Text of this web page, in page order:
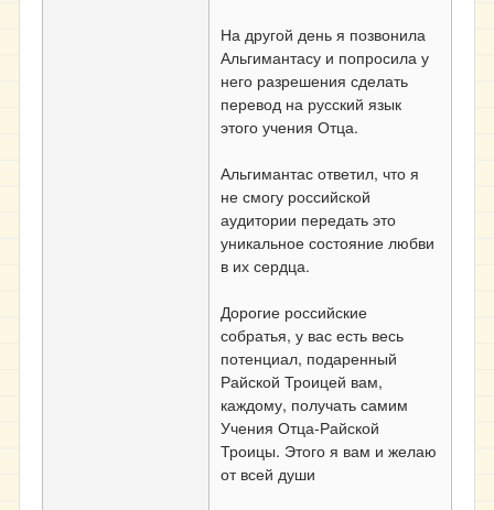
На другой день я позвонила
Альгимантасу и попросила у
него разрешения сделать
перевод на русский язык
этого учения Отца.
Альгимантас ответил, что я
не смогу российской
аудитории передать это
уникальное состояние любви
в их сердца.
Дорогие российские
собратья, у вас есть весь
потенциал, подаренный
Райской Троицей вам,
каждому, получать самим
Учения Отца-Райской
Троицы. Этого я вам и желаю
от всей души